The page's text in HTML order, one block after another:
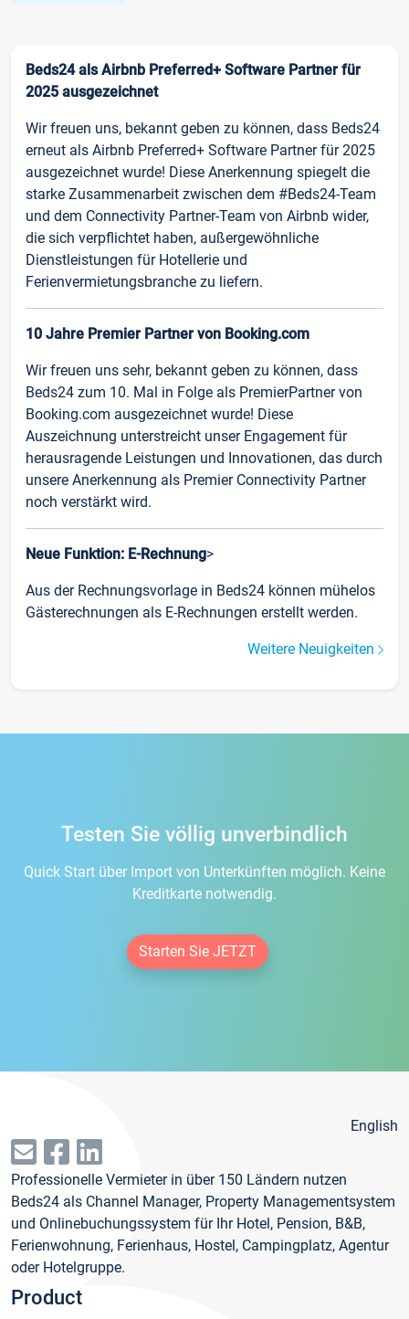
Beds24 als Airbnb Preferred+ Software Partner für
2025 ausgezeichnet
Wir freuen uns, bekannt geben zu können, dass Beds24
erneut als Airbnb Preferred+ Software Partner für 2025
ausgezeichnet wurde! Diese Anerkennung spiegelt die
starke Zusammenarbeit zwischen dem #Beds24-Team
und dem Connectivity Partner-Team von Airbnb wider,
die sich verpflichtet haben, außergewöhnliche
Dienstleistungen für Hotellerie und
Ferienvermietungsbranche zu liefern.
10 Jahre Premier Partner von Booking.com
Wir freuen uns sehr, bekannt geben zu können, dass
Beds24 zum 10. Mal in Folge als PremierPartner von
Booking.com ausgezeichnet wurde! Diese
Auszeichnung unterstreicht unser Engagement für
herausragende Leistungen und Innovationen, das durch
unsere Anerkennung als Premier Connectivity Partner
noch verstärkt wird.
Neue Funktion: E-Rechnung>
Aus der Rechnungsvorlage in Beds24 können mühelos
Gästerechnungen als E-Rechnungen erstellt werden.
Weitere Neuigkeiten
Testen Sie völlig unverbindlich
Quick Start über Import von Unterkünften möglich. Keine
Kreditkarte notwendig.
Starten Sie JETZT
English
Professionelle Vermieter in über 150 Ländern nutzen
Beds24 als Channel Manager, Property Managementsystem
und Onlinebuchungssystem für Ihr Hotel, Pension, B&B,
Ferienwohnung, Ferienhaus, Hostel, Campingplatz, Agentur
oder Hotelgruppe.
Product